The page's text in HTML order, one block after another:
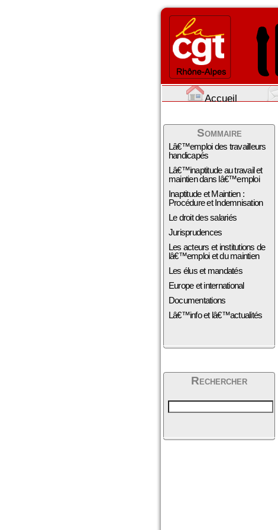
Accueil
Sommaire
Lâ€™emploi des travailleurs
handicapés
Lâ€™inaptitude au travail et
maintien dans lâ€™emploi
Inaptitude et Maintien :
Procédure et Indemnisation
Le droit des salariés
Jurisprudences
Les acteurs et institutions de
lâ€™emploi et du maintien
Les élus et mandatés
Europe et international
Documentations
Lâ€™info et lâ€™actualités
Rechercher